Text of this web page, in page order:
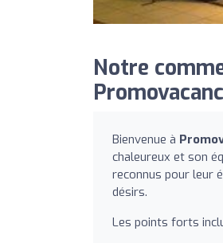
Notre
Bienvenue à
chaleureux et son
reconnus pour leur
désirs.
Les points forts